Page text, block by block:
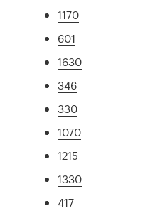
1170
601
1630
346
330
1070
1215
1330
417